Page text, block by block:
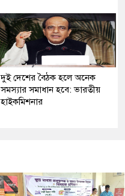
দুই দেশের বৈঠক হলে অনেক
সমস্যার সমাধান হবে: ভারতীয়
হাইকমিশনার